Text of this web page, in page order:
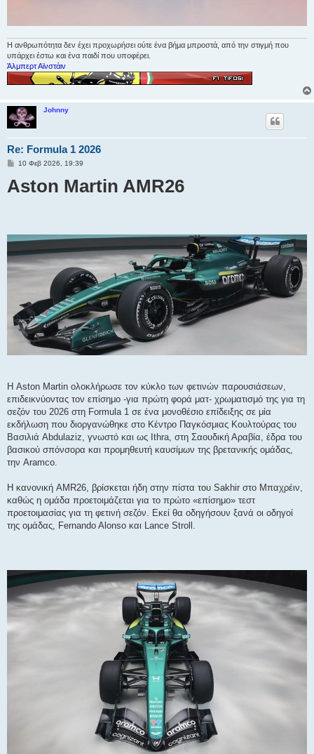
Η ανθρωπότητα δεν έχει προχωρήσει ούτε ένα βήμα μπροστά, από την στιγμή που
υπάρχει έστω και ένα παιδί που υποφέρει.
Άλμπερτ Αϊνστάιν
Johnny
Re: Formula 1 2026
Δ
μ
ο
10 Φεβ 2026, 19:39
Aston Martin AMR26
Η Aston Martin ολοκλήρωσε τον κύκλο των φετινών παρουσιάσεων,
επιδεικνύοντας τον επίσημο -για πρώτη φορά ματ- χρωματισμό της για τη
σεζόν του 2026 στη Formula 1 σε ένα μονοθέσιο επίδειξης σε μία
εκδήλωση που διοργανώθηκε στο Κέντρο Παγκόσμιας Κουλτούρας του
Βασιλιά Abdulaziz, γνωστό και ως Ithra, στη Σαουδική Αραβία, έδρα του
βασικού σπόνσορα και προμηθευτή καυσίμων της βρετανικής ομάδας,
την Aramco.
Η κανονική AMR26, βρίσκεται ήδη στην πίστα του Sakhir στο Μπαχρέιν,
καθώς η ομάδα προετοιμάζεται για το πρώτο «επίσημο» τεστ
προετοιμασίας για τη φετινή σεζόν. Εκεί θα οδηγήσουν ξανά οι οδηγοί
της ομάδας, Fernando Alonso και Lance Stroll.